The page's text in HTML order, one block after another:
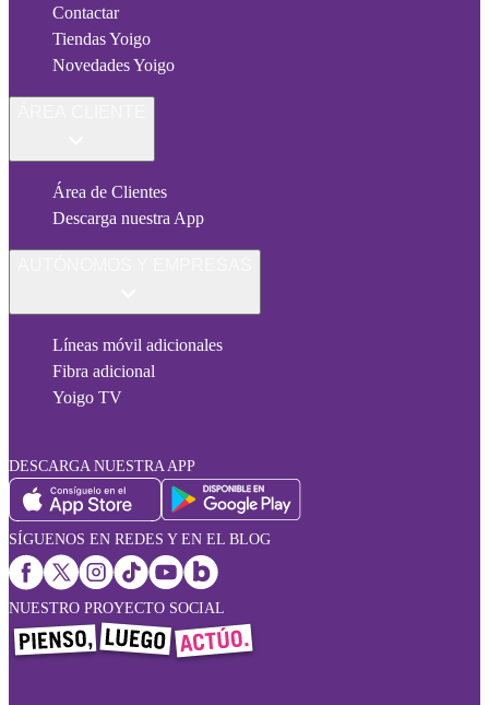
Contactar
Tiendas Yoigo
Novedades Yoigo
Área de Clientes
Descarga nuestra App
Líneas móvil adicionales
Fibra adicional
Yoigo TV
DESCARGA NUESTRA APP
SÍGUENOS EN REDES Y EN EL BLOG
NUESTRO PROYECTO SOCIAL